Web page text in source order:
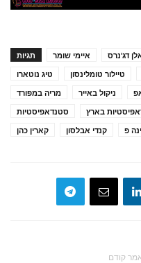
תגיות איימי שומר דג'נרס
טיג נוטארו
טיילור טומלינסון
מריה במפורד
ניקול באייר
סטנדאפיסטיות
בארץ
קארין כהן
קנדי אבלסון פ
קודם